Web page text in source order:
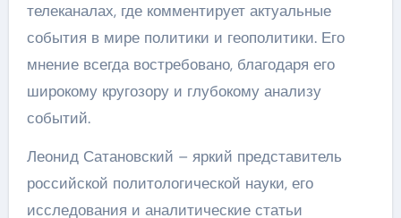
телеканалах, где комментирует актуальные
события в мире политики и геополитики. Его
мнение всегда востребовано, благодаря его
широкому кругозору и глубокому анализу
событий.
Леонид Сатановский – яркий представитель
российской политологической науки, его
исследования и аналитические статьи